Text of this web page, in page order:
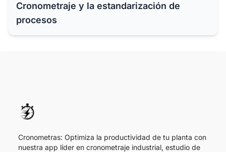
Cronometraje y la estandarización de
procesos
Cronometras: Optimiza la productividad de tu planta con
nuestra app líder en cronometraje industrial, estudio de